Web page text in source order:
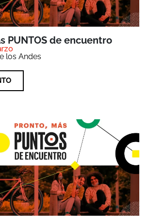
PUNTOS de encuentro
los Andes